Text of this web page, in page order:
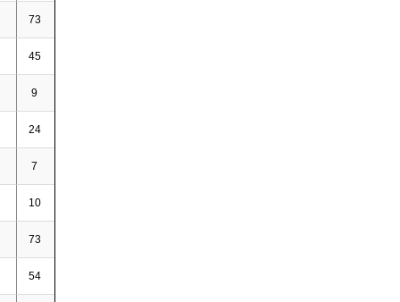
73
45
9
24
7
10
73
54